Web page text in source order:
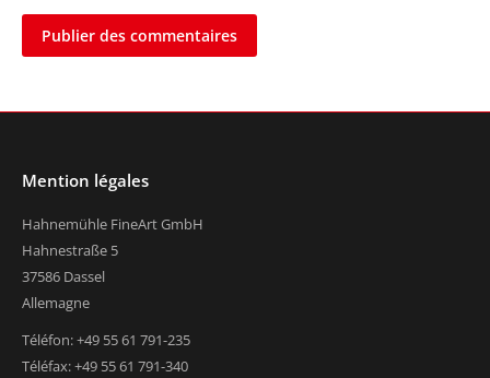
Publier des commentaires
Mention légales
Hahnemühle FineArt GmbH
Hahnestraße 5
37586 Dassel
Allemagne
Téléfon: +49 55 61 791-235
Téléfax: +49 55 61 791-340